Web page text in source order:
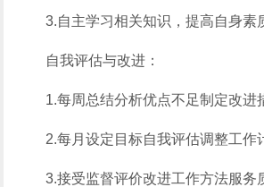
3.自主学习相关知识，提高自身素
自我评估与改进：
1.每周总结分析优点不足制定改进
2.每月设定目标自我评估调整工作
3.接受监督评价改进工作方法服务